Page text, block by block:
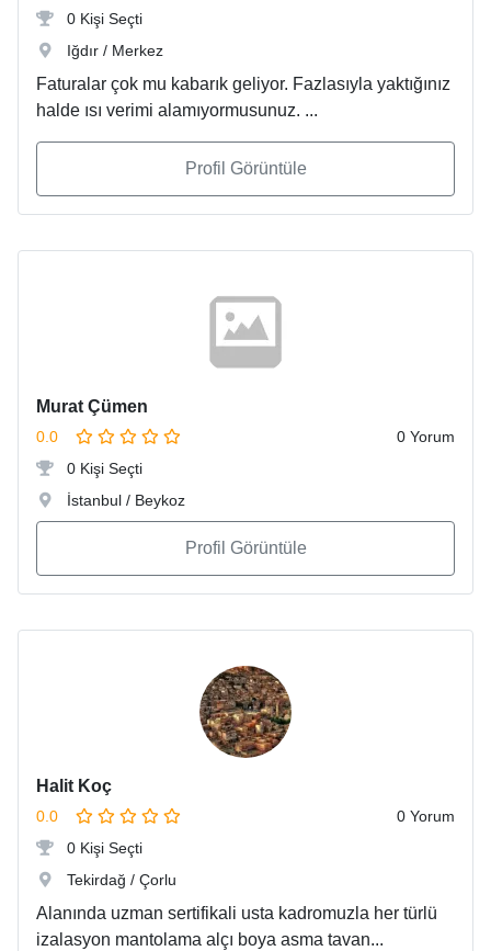
0 Kişi Seçti
Iğdır / Merkez
Faturalar çok mu kabarık geliyor. Fazlasıyla yaktığınız
halde ısı verimi alamıyormusunuz. ...
Profil Görüntüle
Murat Çümen
0.0
0 Yorum
0 Kişi Seçti
İstanbul / Beykoz
Profil Görüntüle
Halit Koç
0.0
0 Yorum
0 Kişi Seçti
Tekirdağ / Çorlu
Alanında uzman sertifikali usta kadromuzla her türlü
izalasyon mantolama alçı boya asma tavan...